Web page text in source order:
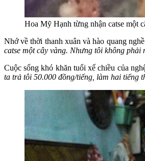
Hoa Mỹ Hạnh từng nhận catse một
Nhớ về thời thanh xuân và hào quang
catse một cây vàng. Nhưng tôi không
Cuộc sống khó khăn tuổi xế chiều của
ta trả tôi 50.000 đồng/tiếng, làm hai tiếng